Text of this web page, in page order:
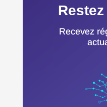
Recevez